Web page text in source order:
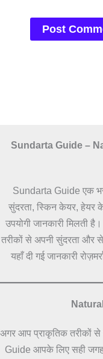
Sundarta Guide –
Sundarta Guide एक
सुंदरता, स्किन केयर, हेयर
उपयोगी जानकारी मिलती
तरीकों से अपनी सुंदरता और
यहाँ दी गई जानकारी
अगर आप प्राकृतिक तरीकों से
Guide आपके लिए सही